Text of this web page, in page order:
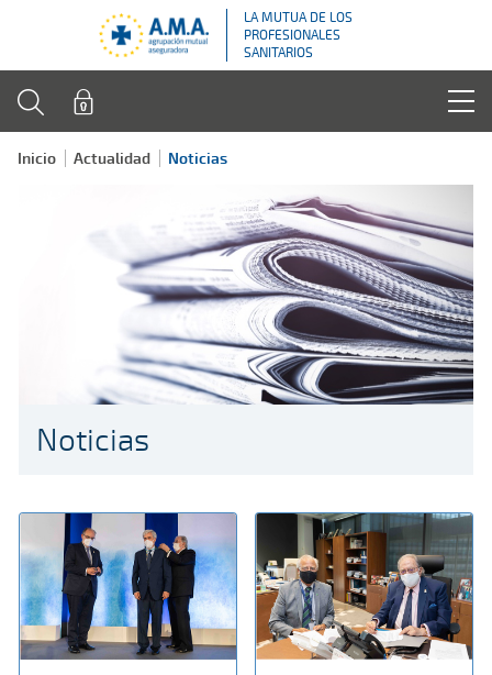
LA MUTUA DE LOS
PROFESIONALES
SANITARIOS
Inicio Actualidad Noticias
Noticias